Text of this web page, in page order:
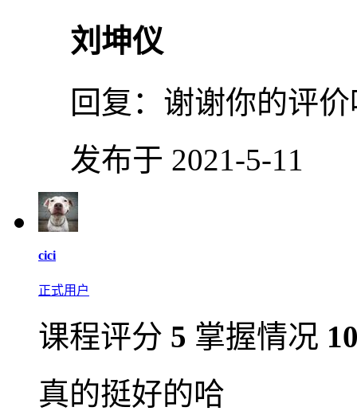
刘坤仪
回复： 谢谢你的评
发布于 2021-5-11
cici
正式用户
课程评分 5 掌握情况
真的挺好的哈